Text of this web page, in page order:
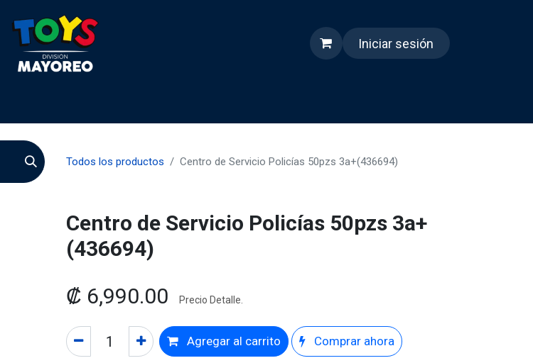
Iniciar sesión
Todos los productos Centro de Servicio Policías 50pzs 3a+(436694)
Centro de Servicio Policías 50pzs 3a+
(436694)
₡ 6,990.00 Precio Detalle.
Agregar al carrito Comprar ahora